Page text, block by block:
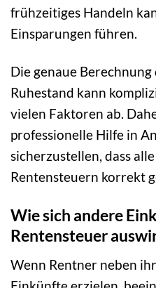
frühzeitiges Handeln
Einsparungen führen.
Die genaue
Ruhestand kann
vielen Faktoren ab.
professionelle Hilfe in
sicherzustellen, dass
Rentensteuern korrekt
Wie sich andere
Rentensteuer
Wenn Rentner neben